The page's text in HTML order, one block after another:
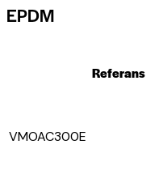
EPDM
Referans
VMOAC300E